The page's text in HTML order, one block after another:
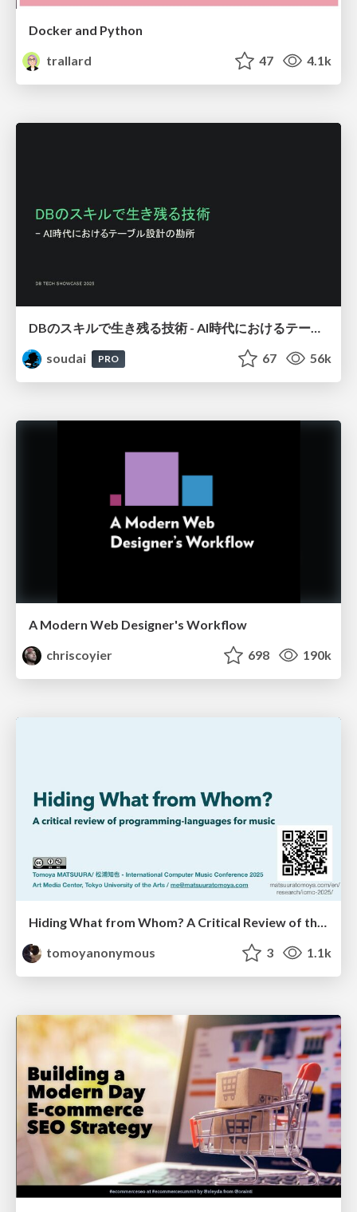
Docker and Python
trallard
47 4.1k
DBのスキルで生き残る技術 - AI時代におけるテーブル設計の勘所
soudai
PRO 67 56k
A Modern Web Designer's Workflow
chriscoyier
698 190k
tomoyanonymous
3 1.1k